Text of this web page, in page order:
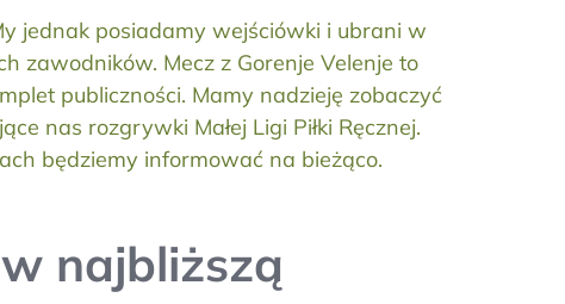
jednak posiadamy wejściówki i ubrani w
zawodników. Mecz z Gorenje Velenje to
publiczności. Mamy nadzieję zobaczyć
nas rozgrywki Małej Ligi Piłki Ręcznej.
będziemy informować na bieżąco.
najbliższą